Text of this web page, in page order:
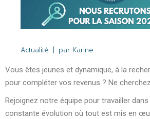
Actualité par Karine
Vous êtes jeunes et dynamique, à la
pour compléter vos revenus ? Ne
Rejoignez notre équipe pour travailler dans
constante évolution où tout est mis en